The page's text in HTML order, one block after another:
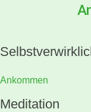
Ankommen
Meditation